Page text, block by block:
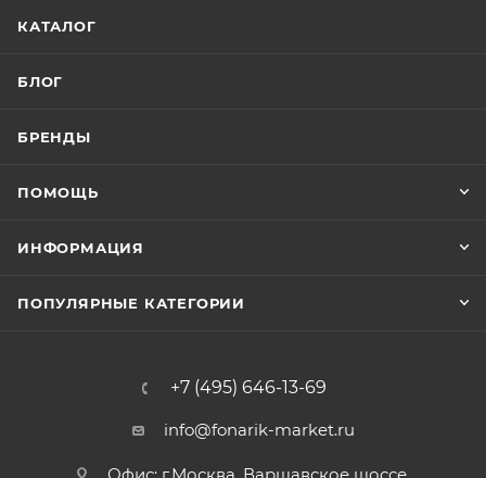
КАТАЛОГ
БЛОГ
БРЕНДЫ
ПОМОЩЬ
ИНФОРМАЦИЯ
ПОПУЛЯРНЫЕ КАТЕГОРИИ
+7 (495) 646-13-69
info@fonarik-market.ru